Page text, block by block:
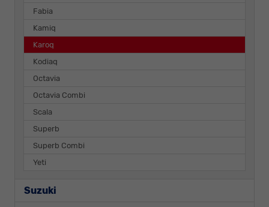
Fabia
Kamiq
Karoq
Kodiaq
Octavia
Octavia Combi
Scala
Superb
Superb Combi
Yeti
Suzuki